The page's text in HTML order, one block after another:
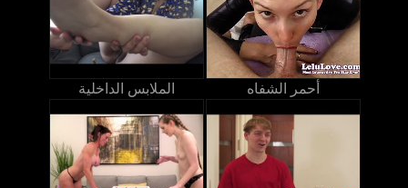
الملابس الداخلية أحمر الشفاه